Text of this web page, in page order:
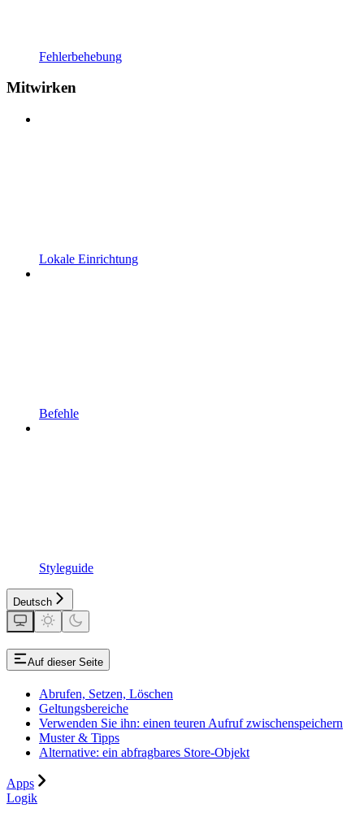
Fehlerbehebung
Mitwirken
Lokale Einrichtung
Befehle
Styleguide
Deutsch
Auf dieser Seite
Abrufen, Setzen, Löschen
Geltungsbereiche
Verwenden Sie ihn: einen teuren Aufruf zwischenspeichern
Muster & Tipps
Alternative: ein abfragbares Store-Objekt
Apps
Logik